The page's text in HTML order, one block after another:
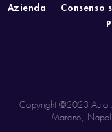
Azienda Consenso
Copyright ©2023 Auto
Marano,